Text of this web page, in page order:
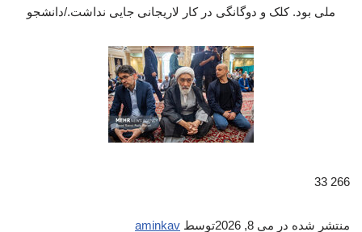
ملی بود. کلک و دوگانگی در کار لاریجانی جایی نداشت./دانشجو
266 33
منتشر شده در می 8, 2026 توسط aminkav